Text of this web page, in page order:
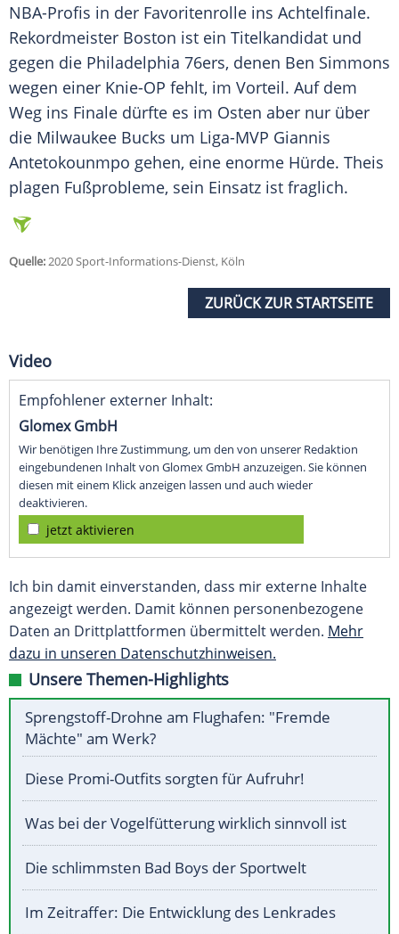
NBA-Profis in der Favoritenrolle ins Achtelfinale.
Rekordmeister Boston ist ein Titelkandidat und
gegen die Philadelphia 76ers, denen Ben Simmons
wegen einer Knie-OP fehlt, im Vorteil. Auf dem
Weg ins Finale dürfte es im Osten aber nur über
die Milwaukee Bucks um Liga-MVP Giannis
Antetokounmpo gehen, eine enorme Hürde. Theis
plagen Fußprobleme, sein Einsatz ist fraglich.
Quelle:2020 Sport-Informations-Dienst, Köln
ZURÜCK ZUR STARTSEITE
Video
Empfohlener externer Inhalt:
Glomex GmbH
Wir benötigen Ihre Zustimmung, um den von unserer Redaktion
eingebundenen Inhalt von Glomex GmbH anzuzeigen. Sie können
diesen mit einem Klick anzeigen lassen und auch wieder
deaktivieren.
jetzt aktivieren
Ich bin damit einverstanden, dass mir externe Inhalte
angezeigt werden. Damit können personenbezogene
Daten an Drittplattformen übermittelt werden. Mehr
dazu in unseren Datenschutzhinweisen.
Unsere Themen-Highlights
Sprengstoff-Drohne am Flughafen: "Fremde
Mächte" am Werk?
Diese Promi-Outfits sorgten für Aufruhr!
Was bei der Vogelfütterung wirklich sinnvoll ist
Die schlimmsten Bad Boys der Sportwelt
Im Zeitraffer: Die Entwicklung des Lenkrades